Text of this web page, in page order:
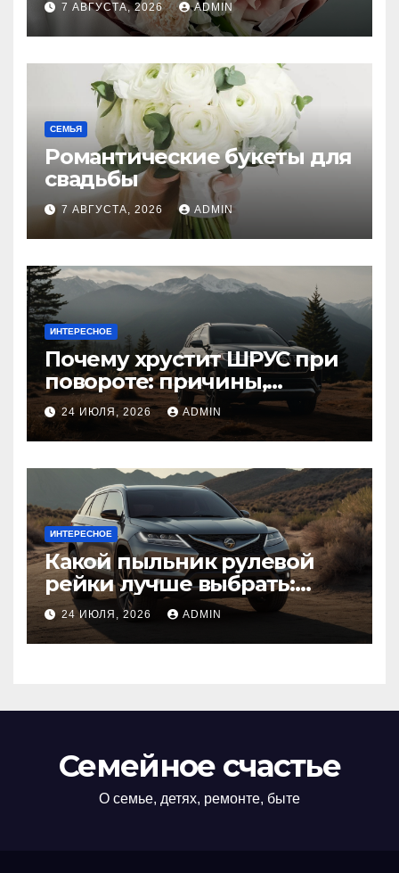
7 АВГУСТА, 2026 ADMIN
СЕМЬЯ
Романтические букеты для
свадьбы
7 АВГУСТА, 2026 ADMIN
ИНТЕРЕСНОЕ
Почему хрустит ШРУС при
повороте: причины,
диагностика
24 ИЮЛЯ, 2026 ADMIN
ИНТЕРЕСНОЕ
Какой пыльник рулевой
рейки лучше выбрать:
оригинальный или аналог,
резина или полиуретан
24 ИЮЛЯ, 2026 ADMIN
Семейное счастье
О семье, детях, ремонте, быте